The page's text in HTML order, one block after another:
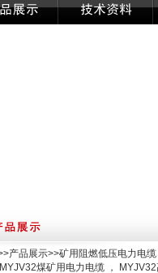
产品展示>>矿用阻燃低压电力电
煤矿用电力电缆 ，